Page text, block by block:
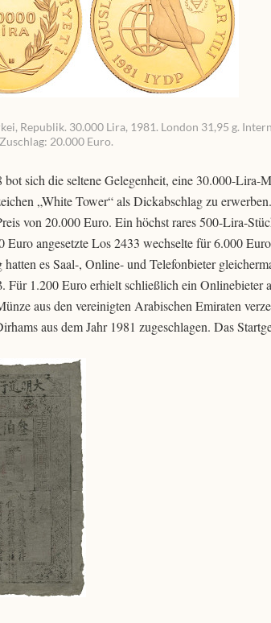
Republik. 30.000 Lira, 1981. London 31,95 g.
20.000 Euro.
sich die seltene Gelegenheit, eine 30.000-Lira-
„White Tower“ als Dickabschlag zu
von 20.000 Euro. Ein höchst rares 500-Lira-
Euro angesetzte Los 2433 wechselte für 6.000
es Saal-, Online- und Telefonbieter
Für 1.200 Euro erhielt schließlich ein
aus den vereinigten Arabischen Emiraten
aus dem Jahr 1981 zugeschlagen. Das